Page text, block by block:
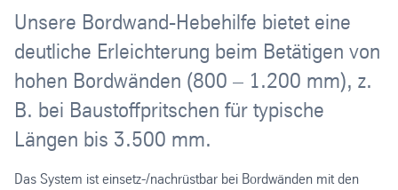
Unsere Bordwand-Hebehilfe bietet eine
deutliche Erleichterung beim Betätigen von
hohen Bordwänden (800 – 1.200 mm), z.
B. bei Baustoffpritschen für typische
Längen bis 3.500 mm.
Das System ist einsetz-/nachrüstbar bei Bordwänden mit den